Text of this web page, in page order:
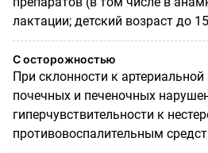
лактации; детский возраст до
С осторожностью
При склонности к артериальной
почечных и печеночных
гиперчувствительности к
противовоспалительным